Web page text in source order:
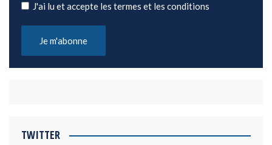
J'ai lu et accepte les termes et les conditions
TWITTER